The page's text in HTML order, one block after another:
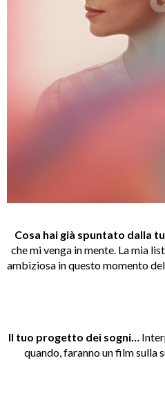
Cosa hai già spuntato dalla
che mi venga in mente. La mia
ambiziosa in questo momento
Il tuo progetto dei sogni…
quando, faranno un film sulla